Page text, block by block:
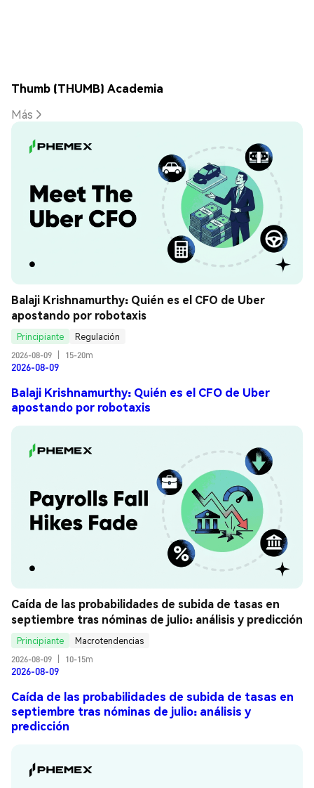
Thumb (THUMB) Academia
Más
Balaji Krishnamurthy: Quién es el CFO de Uber
apostando por robotaxis
Principiante
Regulación
2026-08-09
15-20m
2026-08-09
Balaji Krishnamurthy: Quién es el CFO de Uber
apostando por robotaxis
Caída de las probabilidades de subida de tasas en
septiembre tras nóminas de julio: análisis y predicción
Principiante
Macrotendencias
2026-08-09
10-15m
2026-08-09
Caída de las probabilidades de subida de tasas en
septiembre tras nóminas de julio: análisis y
predicción